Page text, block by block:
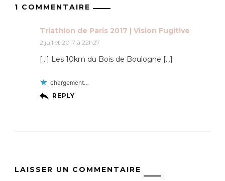
1 COMMENTAIRE
Triathlon de Paris 2017 | Vision Fugitive
2 juillet 2017 à 22h27
[…] Les 10km du Bois de Boulogne […]
chargement…
REPLY
LAISSER UN COMMENTAIRE